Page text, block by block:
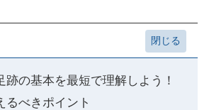
跡の基本を最短で理解しよう！
るべきポイント